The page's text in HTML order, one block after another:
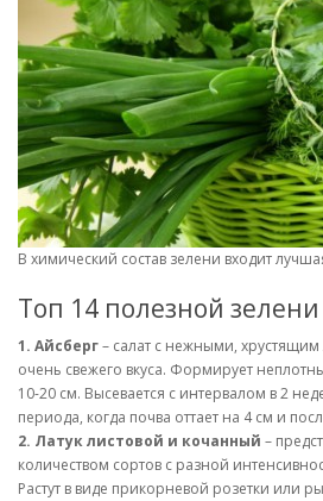
В химический состав зелени входит
Топ 14 полезной зелени
1. Айсберг– салат с нежными,
очень свежего вкуса. Формирует
10-20 см. Высевается с интервалом в 2
периода, когда почва оттает на 4 см и
2. Латук листовой и кочанный –
количеством сортов с разной
Растут в виде прикорневой розетки или